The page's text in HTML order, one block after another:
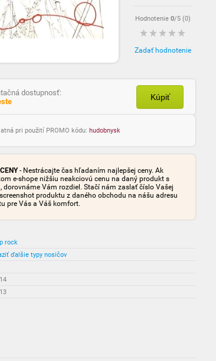
Hodnotenie 0/5 (0)
Zadať hodnotenie
dostupnosť:
Kúpiť
pri použití PROMO kódu: hudobnysk
- Nestrácajte čas hľadaním najlepšej ceny. Ak
e-shope nižšiu neakciovú cenu na daný produkt s
Vám rozdiel. Stačí nám zaslať číslo Vašej
produktu z daného obchodu na nášu adresu
pre Vás a Váš komfort.
rock
ďalšie typy nosičov